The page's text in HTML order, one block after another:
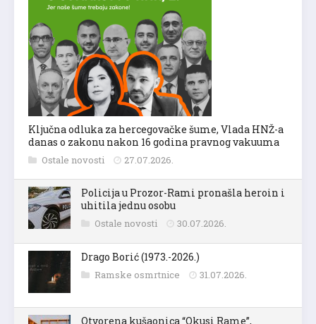
Ključna odluka za hercegovačke šume, Vlada HNŽ-a
danas o zakonu nakon 16 godina pravnog vakuuma
Ostale novosti 27.07.2026.
Policija u Prozor-Rami pronašla heroin i
uhitila jednu osobu
Ostale novosti 30.07.2026.
Drago Borić (1973.-2026.)
Ramske osmrtnice 31.07.2026.
Otvorena kušaonica “Okusi Rame”,